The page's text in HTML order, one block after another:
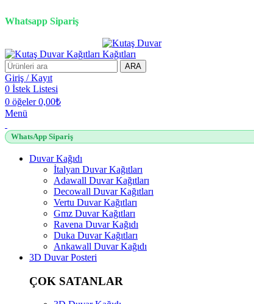
Whatsapp Sipariş
ARA
Giriş / Kayıt
0 İstek Listesi
0 öğeler 0,00₺
Menü
WhatsApp Sipariş
Duvar Kağıdı
İtalyan Duvar Kağıtları
Adawall Duvar Kağıtları
Decowall Duvar Kağıtları
Vertu Duvar Kağıtları
Gmz Duvar Kağıtları
Ravena Duvar Kağıdı
Duka Duvar Kağıtları
Ankawall Duvar Kağıdı
3D Duvar Posteri
ÇOK SATANLAR